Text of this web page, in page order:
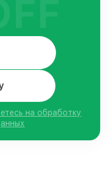
на обработку